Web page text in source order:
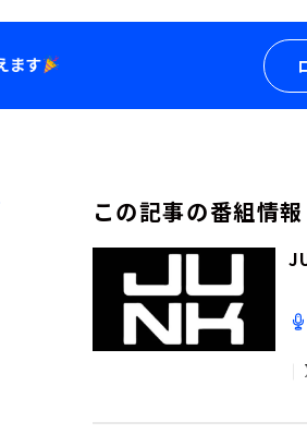
この記事の番組情報